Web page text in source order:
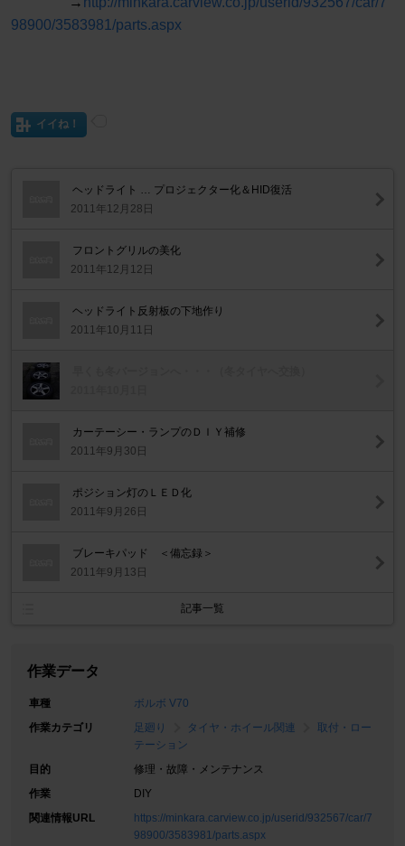
98900/3583981/parts.aspx
イイね！
ヘッドライト … プロジェクター化＆HID復活
2011年12月28日
フロントグリルの美化
2011年12月12日
ヘッドライト反射板の下地作り
2011年10月11日
カーテーシー・ランプのＤＩＹ補修
2011年9月30日
ポジション灯のＬＥＤ化
2011年9月26日
ブレーキパッド ＜備忘録＞
2011年9月13日
記事一覧
作業データ
車種
ボルボ V70
作業カテゴリ
足廻り タイヤ・ホイール関連
取付・ロー
テーション
目的
修理・故障・メンテナンス
作業
DIY
関連情報URL
https://minkara.carview.co.jp/userid/932567/car/7
98900/3583981/parts.aspx